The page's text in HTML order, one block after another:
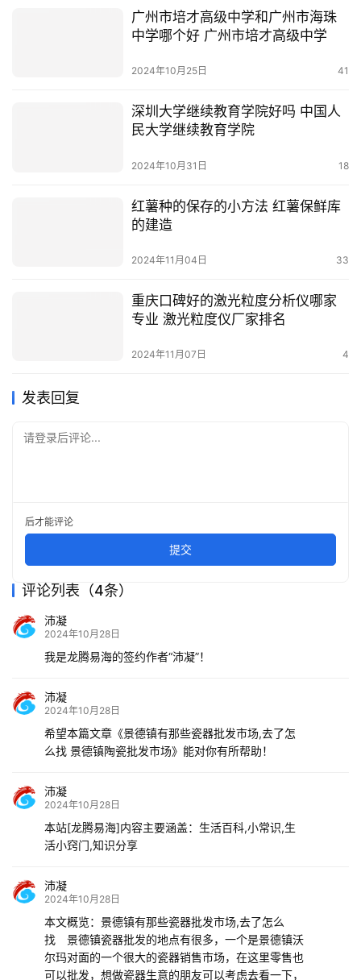
广州市培才高级中学和广州市海珠
中学哪个好 广州市培才高级中学
2024年10月25日 41
深圳大学继续教育学院好吗 中国人
民大学继续教育学院
2024年10月31日 18
红薯种的保存的小方法 红薯保鲜库
的建造
2024年11月04日 33
重庆口碑好的激光粒度分析仪哪家
专业 激光粒度仪厂家排名
2024年11月07日 4
发表回复
请登录后评论...
后才能评论
提交
评论列表（4条）
沛凝
2024年10月28日
我是龙腾易海的签约作者“沛凝”！
沛凝
2024年10月28日
希望本篇文章《景德镇有那些瓷器批发市场,去了怎
么找 景德镇陶瓷批发市场》能对你有所帮助！
沛凝
2024年10月28日
本站[龙腾易海]内容主要涵盖：生活百科,小常识,生
活小窍门,知识分享
沛凝
2024年10月28日
本文概览：景德镇有那些瓷器批发市场,去了怎么
找 景德镇瓷器批发的地点有很多，一个是景德镇沃
尔玛对面的一个很大的瓷器销售市场，在这里零售也
可以批发，想做瓷器生意的朋友可以考虑去看一下，